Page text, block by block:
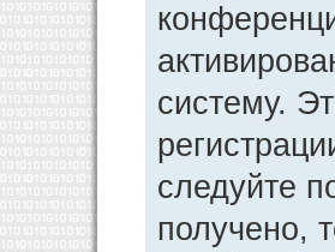
систему.
следуйте
получено,